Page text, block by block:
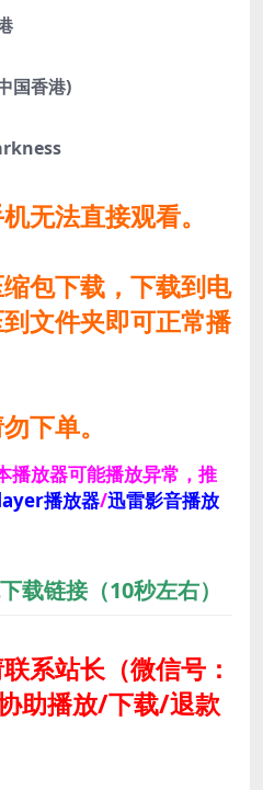
国香港)
无法直接观看。
包下载，下载到电
文件夹即可正常播
下单。
播放器可能播放异常，推
播放器/迅雷影音播放
载链接（10秒左右）
系站长（微信号：
助播放/下载/退款